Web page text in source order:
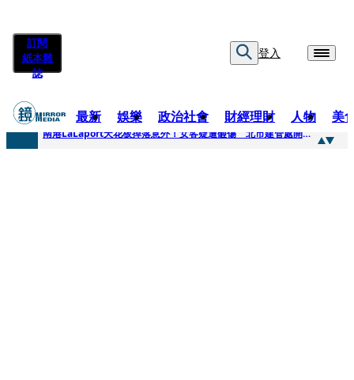
訂閱
紙本雜
誌
登入
最新 娛樂 政治社會 財經理財 人物 美
快訊
南港LaLaport天花板掉落意外！女客疑遭砸傷 北市建管處開罰30萬